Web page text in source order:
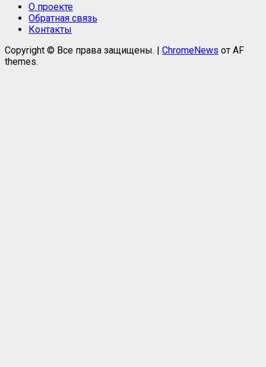
О проекте
Обратная связь
Контакты
Copyright © Все права защищены. | ChromeNews от AF
themes.